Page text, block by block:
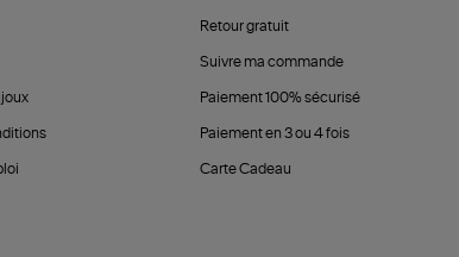
Retour gratuit
Suivre ma commande
Paiement 100% sécurisé
Paiement en 3 ou 4 fois
Carte Cadeau